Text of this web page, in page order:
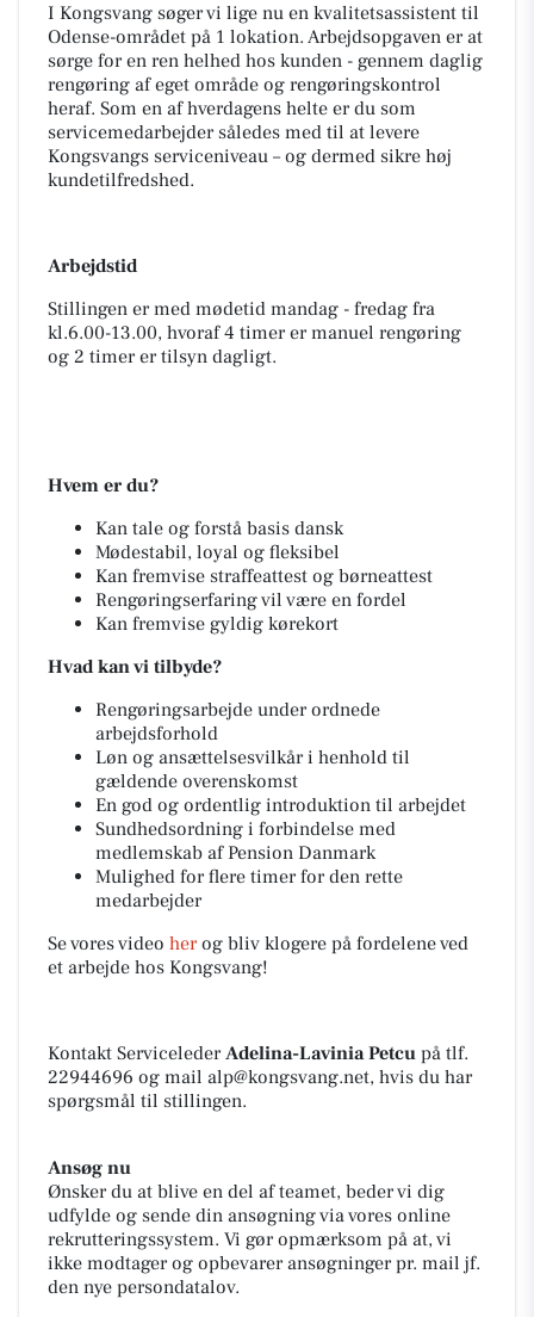
I Kongsvang søger vi lige nu en kvalitetsassistent til
Odense-området på 1 lokation. Arbejdsopgaven er at
sørge for en ren helhed hos kunden - gennem daglig
rengøring af eget område og rengøringskontrol
heraf. Som en af hverdagens helte er du som
servicemedarbejder således med til at levere
Kongsvangs serviceniveau – og dermed sikre høj
kundetilfredshed.
Arbejdstid
Stillingen er med mødetid mandag - fredag fra
kl.6.00-13.00, hvoraf 4 timer er manuel rengøring
og 2 timer er tilsyn dagligt.
Hvem er du?
Kan tale og forstå basis dansk
Mødestabil, loyal og fleksibel
Kan fremvise straffeattest og børneattest
Rengøringserfaring vil være en fordel
Kan fremvise gyldig kørekort
Hvad kan vi tilbyde?
Rengøringsarbejde under ordnede
arbejdsforhold
Løn og ansættelsesvilkår i henhold til
gældende overenskomst
En god og ordentlig introduktion til arbejdet
Sundhedsordning i forbindelse med
medlemskab af Pension Danmark
Mulighed for flere timer for den rette
medarbejder
Se vores video herog bliv klogere på fordelene ved
et arbejde hos Kongsvang!
Kontakt ServicelederAdelina-Lavinia Petcu på tlf.
22944696 og mail alp@kongsvang.net, hvis du har
spørgsmål til stillingen.
Ansøg nu
Ønsker du at blive en del af teamet, beder vi dig
udfylde og sende din ansøgning via vores online
rekrutteringssystem. Vi gør opmærksom på at, vi
ikke modtager og opbevarer ansøgninger pr. mail jf.
den nye persondatalov.